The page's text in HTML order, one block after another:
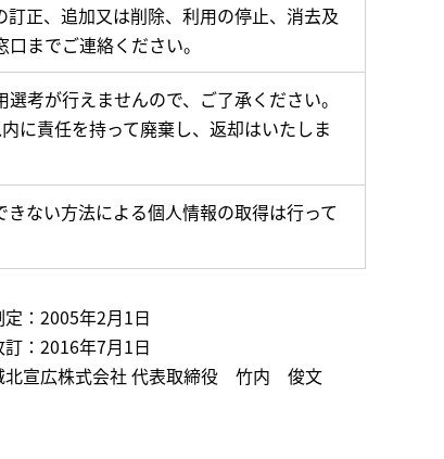
正、追加又は削除、利用の停止、消去及
までご連絡ください。
考が行えませんので、ご了承ください。
に責任を持って廃棄し、返却はいたしま
ない方法による個人情報の取得は行って
定：2005年2月1日
訂：2016年7月1日
北宣広株式会社 代表取締役 竹内 俊文